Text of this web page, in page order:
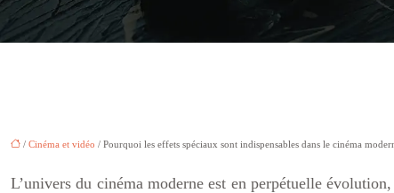
/ Cinéma et vidéo / Pourquoi les effets spéciaux sont indispensables dans le cinéma
L’univers du cinéma moderne est en perpétuelle